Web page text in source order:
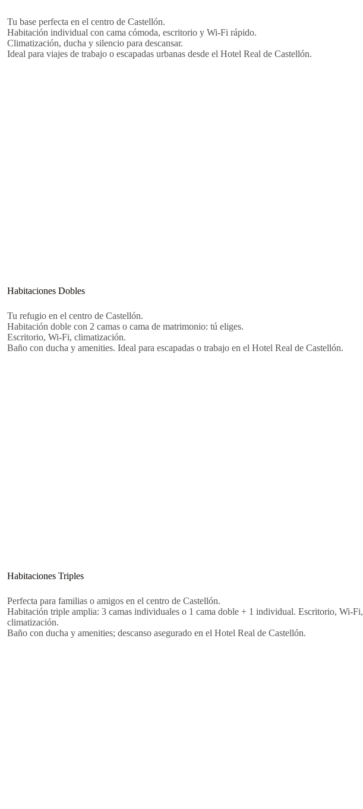
Tu base perfecta en el centro de Castellón.
Habitación individual con cama cómoda, escritorio y Wi-Fi rápido.
Climatización, ducha y silencio para descansar.
Ideal para viajes de trabajo o escapadas urbanas desde el Hotel Real de Castellón.
Habitaciones Dobles
Tu refugio en el centro de Castellón.
Habitación doble con 2 camas o cama de matrimonio: tú eliges.
Escritorio, Wi-Fi, climatización.
Baño con ducha y amenities. Ideal para escapadas o trabajo en el Hotel Real de Castellón.
Habitaciones Triples
Perfecta para familias o amigos en el centro de Castellón.
Habitación triple amplia: 3 camas individuales o 1 cama doble + 1 individual. Escritorio, Wi-Fi,
climatización.
Baño con ducha y amenities; descanso asegurado en el Hotel Real de Castellón.